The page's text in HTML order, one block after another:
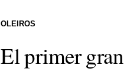
El primer gran
OLEIROS